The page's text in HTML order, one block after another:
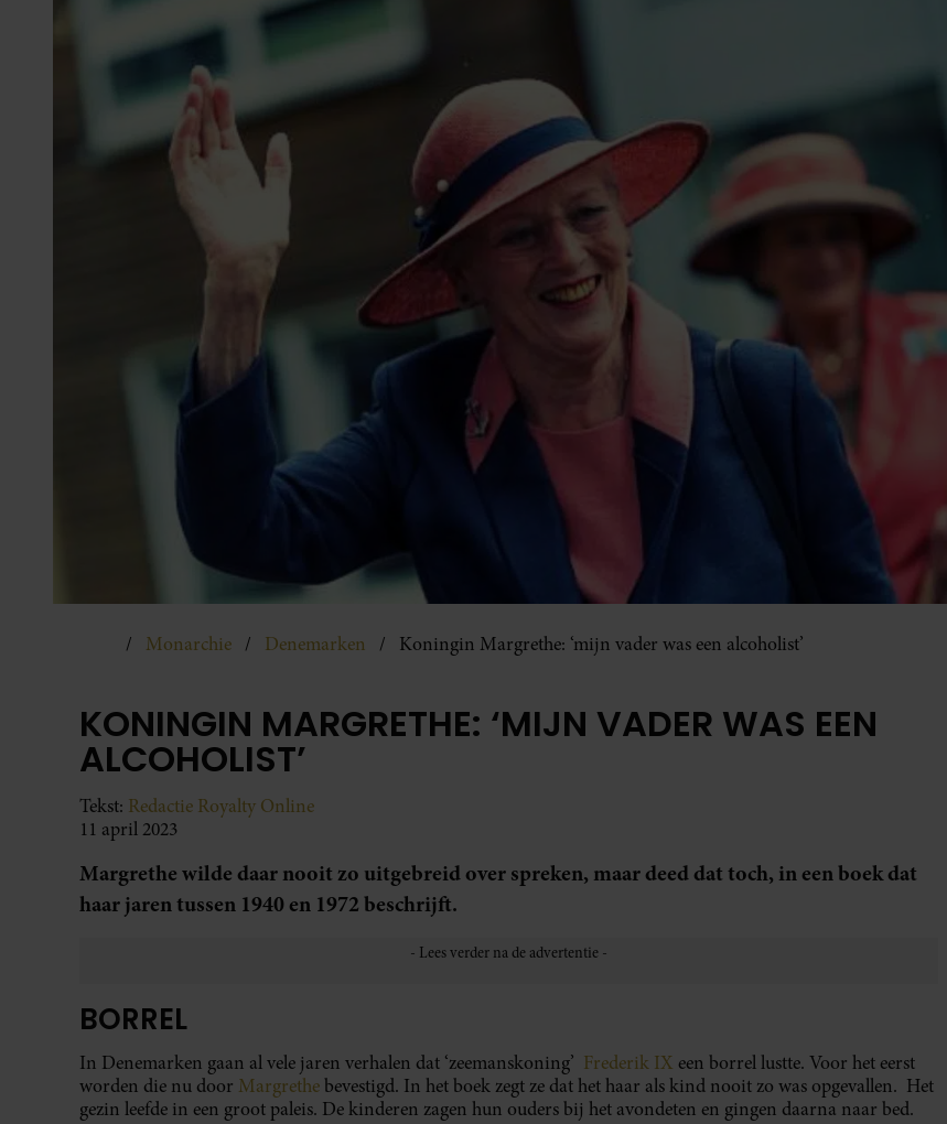
Monarchie Denemarken Koningin Margrethe: ‘mijn vader was een alcoholist’
KONINGIN MARGRETHE: ‘MIJN VADER WAS EEN
ALCOHOLIST’
Tekst: Redactie Royalty Online
11 april 2023
Margrethe wilde daar nooit zo uitgebreid over spreken, maar deed dat toch, in een boek dat
haar jaren tussen 1940 en 1972 beschrijft.
BORREL
In Denemarken gaan al vele jaren verhalen dat ‘zeemanskoning’ Frederik IX een borrel lustte. Voor het eerst
worden die nu door Margrethe bevestigd. In het boek zegt ze dat het haar als kind nooit zo was opgevallen. Het
gezin leefde in een groot paleis. De kinderen zagen hun ouders bij het avondeten en gingen daarna naar bed.